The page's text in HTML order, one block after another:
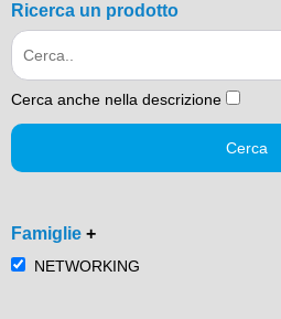
Ricerca un prodotto
Cerca anche nella descrizione
Cerca
Famiglie +
NETWORKING